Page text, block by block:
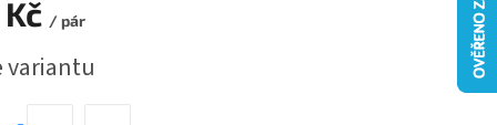
Kč / pár
variantu